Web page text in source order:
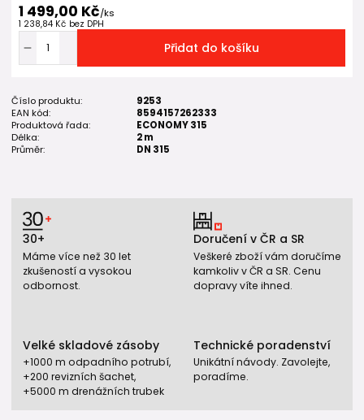
1 499,00 Kč/ks
1 238,84 Kč bez DPH
Přidat do košíku
Číslo produktu:
9253
EAN kód:
8594157262333
Produktová řada:
ECONOMY 315
Délka:
2 m
Průměr:
DN 315
30+
Máme více než 30 let
zkušeností a vysokou
odbornost.
Doručení v ČR a SR
Veškeré zboží vám doručíme
kamkoliv v ČR a SR. Cenu
dopravy víte ihned.
Velké skladové zásoby
+1000 m odpadního potrubí,
+200 revizních šachet,
+5000 m drenážních trubek
Technické poradenství
Unikátní návody. Zavolejte,
poradíme.